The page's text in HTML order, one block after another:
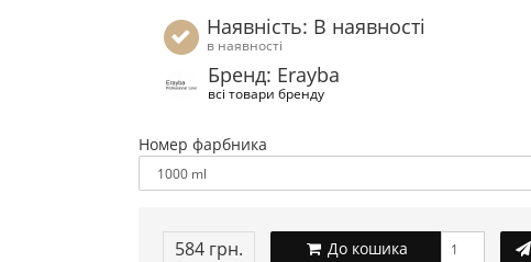
Наявність: В наявності
в наявності
Бренд: Erayba
всі товари бренду
Номер фарбника
584 грн. До кошика